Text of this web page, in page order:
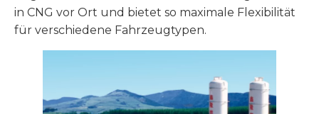
in CNG vor Ort und bietet so maximale Flexibilität
für verschiedene Fahrzeugtypen.